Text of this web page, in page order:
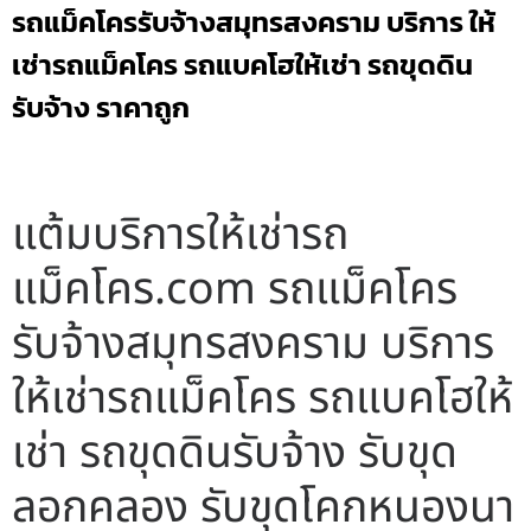
รถแม็คโครรับจ้างสมุทรสงคราม บริการ ให้
เช่ารถแม็คโคร รถแบคโฮให้เช่า รถขุดดิน
รับจ้าง ราคาถูก
แต้มบริการให้เช่ารถ
แม็คโคร.com รถแม็คโคร
รับจ้างสมุทรสงคราม บริการ
ให้เช่ารถแม็คโคร รถแบคโฮให้
เช่า รถขุดดินรับจ้าง รับขุด
ลอกคลอง รับขุดโคกหนองนา